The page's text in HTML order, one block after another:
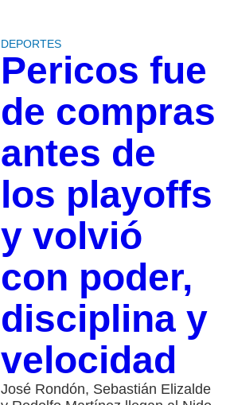
DEPORTES
Pericos fue
de compras
antes de
los playoffs
y volvió
con poder,
disciplina y
velocidad
José Rondón, Sebastián Elizalde